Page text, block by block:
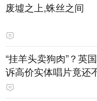
废墟之上,蛛丝之间
“挂羊头卖狗肉”？英
诉高价实体唱片竟还